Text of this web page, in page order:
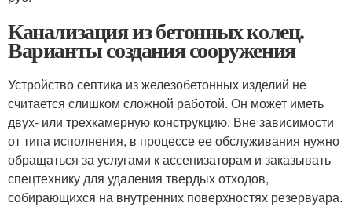
Канализация из бетонных колец.
Варианты создания сооружения
Устройство септика из железобетонных изделий не
считается слишком сложной работой. Он может иметь
двух- или трехкамерную конструкцию. Вне зависимости
от типа исполнения, в процессе ее обслуживания нужно
обращаться за услугами к ассенизаторам и заказывать
спецтехнику для удаления твердых отходов,
собирающихся на внутренних поверхностях резервуара.